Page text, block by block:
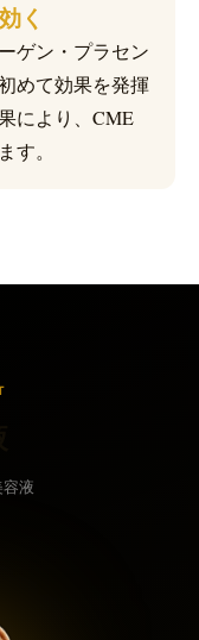
く
ゲン・プラセン
めて効果を発揮
により、CME
す。
液